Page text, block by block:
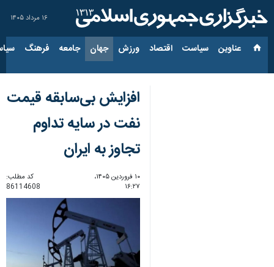
۱۶ مرداد ۱۴۰۵
عناوین‌ سیاست اقتصاد ورزش جهان جامعه فرهنگ
افزایش بی‌سابقه قیمت
نفت در سایه تداوم
تجاوز به ایران
۱۰ فروردین ۱۴۰۵،
۱۶:۲۷
کد مطلب:
86114608